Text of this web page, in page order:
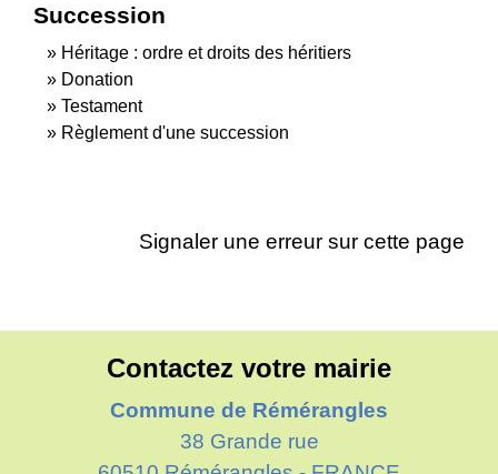
Succession
Héritage : ordre et droits des héritiers
Donation
Testament
Règlement d'une succession
Signaler une erreur sur cette page
Contactez votre mairie
Commune de Rémérangles
38 Grande rue